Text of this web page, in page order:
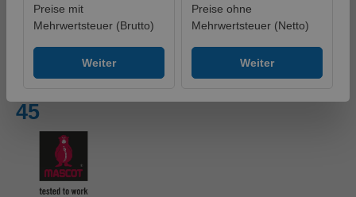
Preise mit
Mehrwertsteuer (Brutto)
Weiter
Preise ohne
Mehrwertsteuer (Netto)
Weiter
Sicherheitsschuhe Schwarz,
45